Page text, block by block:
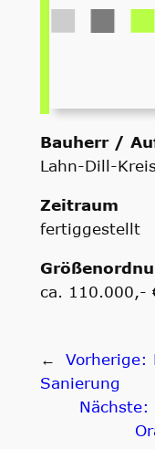
Bauherr /
Lahn-Dill-
Zeitraum
fertiggestellt
ca. 110.000,-
← Vorherige:
Sanierung
Nächste: